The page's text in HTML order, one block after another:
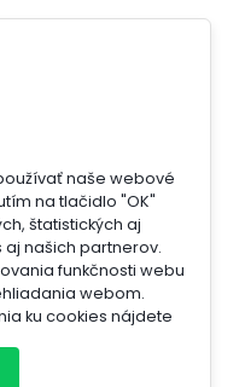
naše webové
na tlačidlo "OK"
štatistických aj
našich partnerov.
funkčnosti webu
webom.
ku cookies nájdete